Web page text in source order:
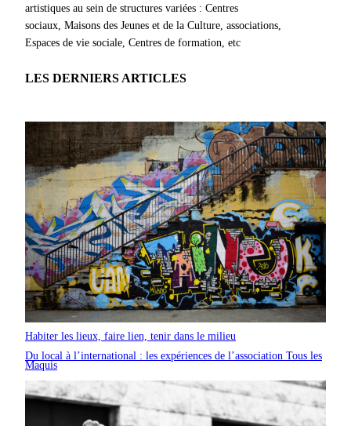
artistiques au sein de structures variées : Centres
sociaux, Maisons des Jeunes et de la Culture, associations,
Espaces de vie sociale, Centres de formation, etc
LES DERNIERS ARTICLES
Habiter les lieux, faire lien, tenir dans le milieu
Du local à l’international : les expériences de l’association Tous les
Maquis